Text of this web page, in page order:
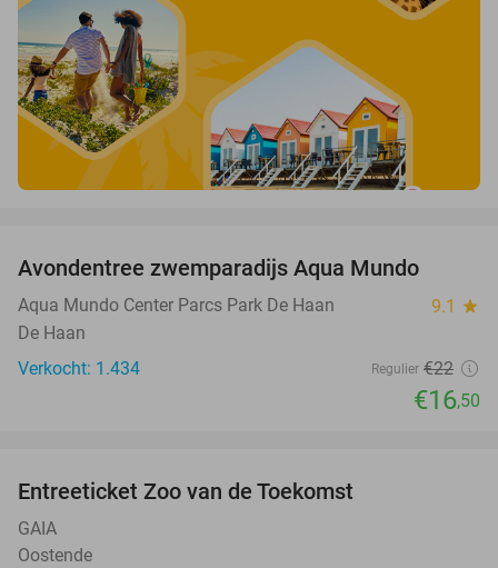
Avondentree zwemparadijs Aqua Mundo
Aqua Mundo Center Parcs Park De Haan 9.1 star
De Haan
Verkocht: 1.434
Regulier €22
€16,50
Entreeticket Zoo van de Toekomst
GAIA
Oostende